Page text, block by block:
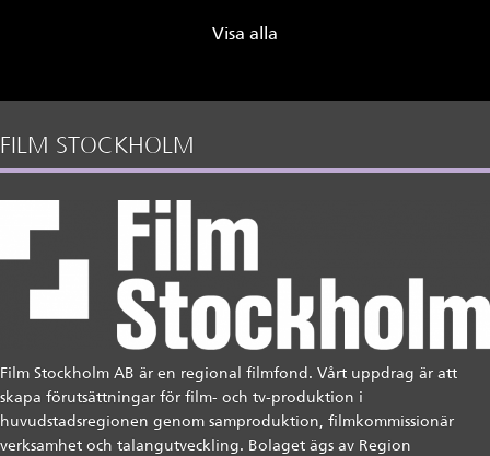
Visa alla
FILM STOCKHOLM
Film Stockholm AB är en regional filmfond. Vårt uppdrag är att
skapa förutsättningar för film- och tv-produktion i
huvudstadsregionen genom samproduktion, filmkommissionär
verksamhet och talangutveckling. Bolaget ägs av Region